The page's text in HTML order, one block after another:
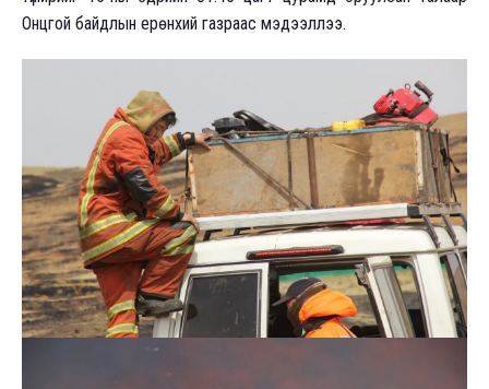
Онцгой байдлын ерөнхий газраас мэдээллээ.